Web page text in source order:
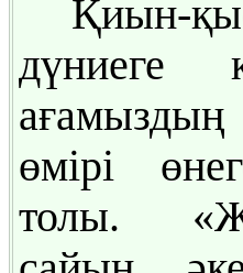
Қиын-
дүниеге
өмірі
толы.